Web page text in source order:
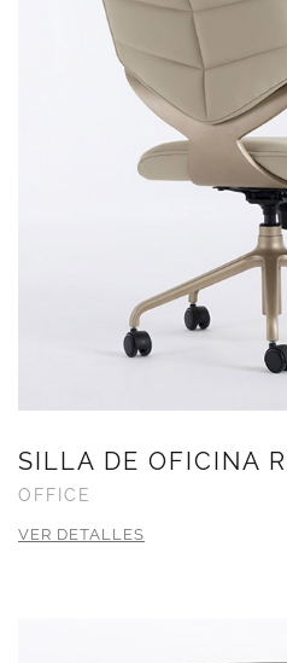
SILLA DE OFICINA
OFFICE
VER DETALLES